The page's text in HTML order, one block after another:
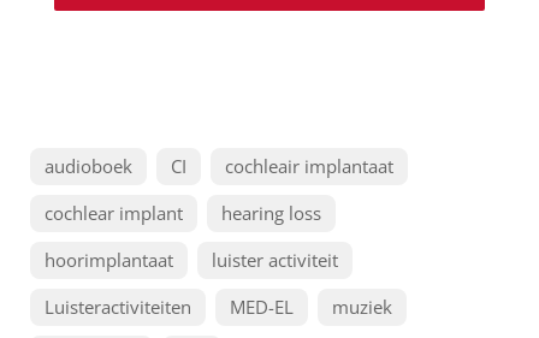
audioboek CI
cochleair implantaat
cochlear implant
hearing loss
hoorimplantaat
luister activiteit
Luisteractiviteiten
MED-EL
muziek